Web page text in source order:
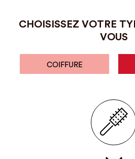
CHOISISSEZ VOTRE
VOUS
COIFFURE